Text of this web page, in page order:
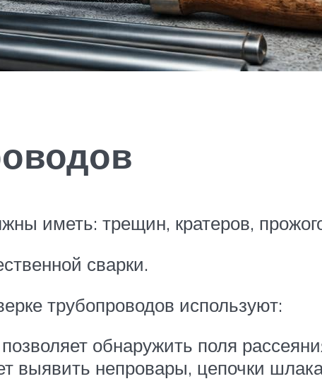
иметь: трещин, кратеров,
сварки.
трубопроводов используют:
обнаружить поля
выявить непровары, цепочки